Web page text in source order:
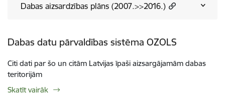
Dabas aizsardzības plāns (2007.>>2016.)
Dabas datu pārvaldības sistēma OZOLS
Citi dati par šo un citām Latvijas īpaši aizsargājamām dabas
teritorijām
Skatīt vairāk